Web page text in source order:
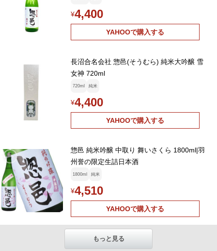
¥4,400
YAHOOで購入する
長沼合名会社 惣邑(そうむら) 純米大吟醸 雪
女神 720ml
720ml 純米
¥4,400
YAHOOで購入する
惣邑 純米吟醸 中取り 舞いさくら 1800ml|羽
州誉の限定生詰日本酒
1800ml 純米
¥4,510
YAHOOで購入する
もっと見る